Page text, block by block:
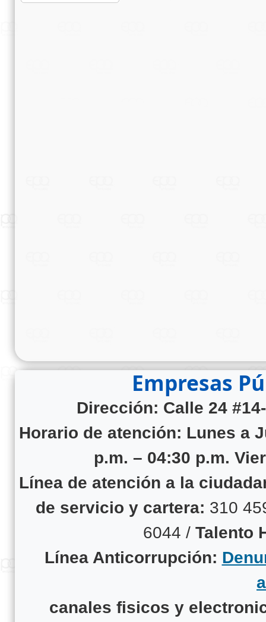
Empresas
Dirección: Calle 24
Horario de atención: Lunes a
p.m. – 04:30 p.m.
Línea de atención a la
de servicio y cartera: 310
6044 / Talento
Línea Anticorrupción:
canales fisicos y